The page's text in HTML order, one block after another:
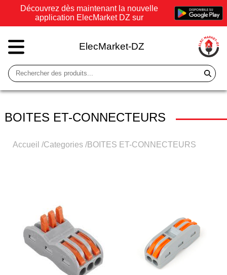
Découvrez dès maintenant la nouvelle
application ElecMarket DZ sur
ElecMarket-DZ
BOITES ET-CONNECTEURS
Accueil /Categories/BOITES ET-CONNECTEURS